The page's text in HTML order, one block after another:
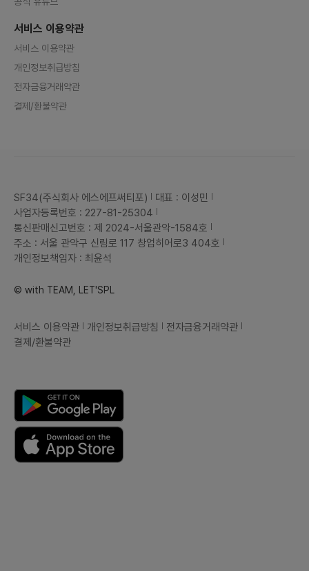
서비스 이용약관
서비스 이용약관
개인정보취급방침
전자금융거래약관
결제/환불약관
SF34(주식회사 에스에프써티포)
대표 : 이성민
사업자등록번호 : 227-81-25304
통신판매신고번호 : 제 2024-서울관악-1584호
주소 : 서울 관악구 신림로 117 창업히어로3 404호
개인정보책임자 : 최윤석
© with TEAM, LET'SPL
서비스 이용약관 개인정보취급방침
전자금융거래약관
결제/환불약관